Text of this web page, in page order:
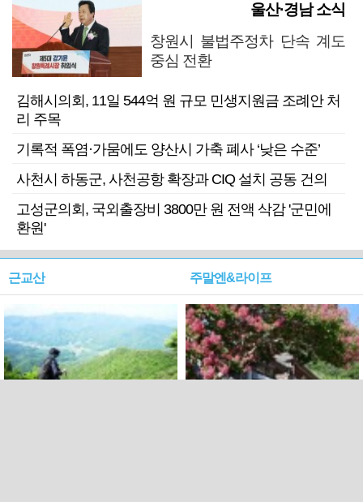
울산·경남 소식
창원시 불법주정차 단속 계도
중심 전환
김해시의회, 11일 544억 원 규모 민생지원금 조례안 처
리 주목
기록적 폭염·가뭄에도 양산시 가축 폐사 ‘낮은 수준’
사천시 하동군, 사천공항 확장과 CIQ 설치 공동 건의
고성군의회, 국외출장비 3800만 원 전액 삭감 '군민에
환원'
근교산 주말엔&라이프